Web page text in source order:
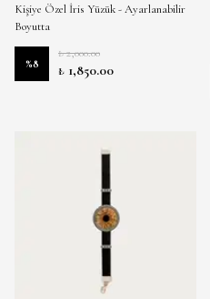
Kişiye Özel İris Yüzük - Ayarlanabilir
Boyutta
%8
₺ 2,000.00
₺ 1,850.00